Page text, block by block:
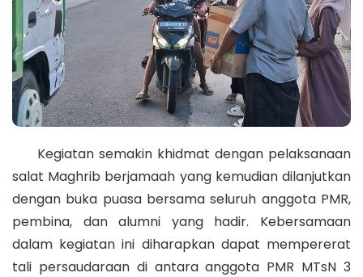
Kegiatan semakin khidmat dengan pelaksanaan
salat Maghrib berjamaah yang kemudian dilanjutkan
dengan buka puasa bersama seluruh anggota PMR,
pembina, dan alumni yang hadir. Kebersamaan
dalam kegiatan ini diharapkan dapat mempererat
tali persaudaraan di antara anggota PMR MTsN 3